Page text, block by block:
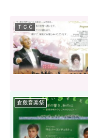
ＴＣＣ
倉敷音楽祭